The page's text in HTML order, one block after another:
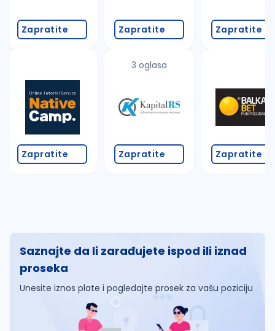
promenite odabrane filtere pretrage
Zapratite
Zapratite
Zapratite
3 oglasa
Zapratite
Zapratite
Zapratite
Saznajte da li zarađujete ispod ili iznad
proseka
Unesite iznos plate i pogledajte prosek za vašu poziciju